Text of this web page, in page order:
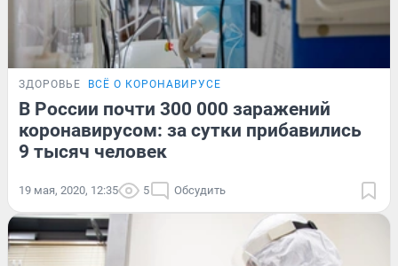
ЗДОРОВЬЕ ВСЁ О КОРОНАВИРУСЕ
В России почти 300 000 заражений
коронавирусом: за сутки прибавились
9 тысяч человек
19 мая, 2020, 12:35 5 Обсудить